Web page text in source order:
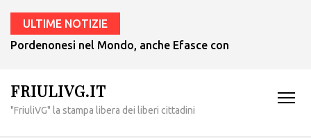
ULTIME NOTIZIE
Pordenonesi nel Mondo, anche Efasce con il presidente
FRIULIVG.IT
"FriuliVG" la stampa libera dei liberi cittadini